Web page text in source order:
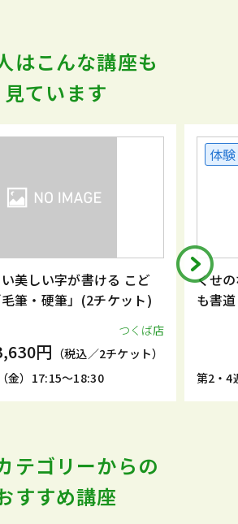
はこんな講座も
見ています
美しい字が書ける こど
筆・硬筆」(2チケット)
つくば店
円 （税込／2チケット）
金）17:15～18:30
体験
くせ
も書
第2・4
テゴリーからの
すすめ講座